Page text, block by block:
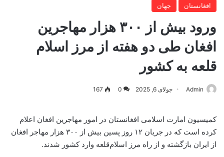
افغانستان جهان
ورود بیش از ۳۰۰ هزار مهاجرین
افغان طی دو هفته از مرز اسلام
قلعه به کشور
Admin جولای 6, 2025 0
167
کمیسیون امارت اسلامی افغانستان در امور مهاجرین افغان اعلام
کرده است که در جریان ۱۲ روز پسین بیش از ۳۰۰ هزار مهاجر افغان
از ایران بازگشته و از راه مرز اسلام‌قلعه وارد کشور شدند.